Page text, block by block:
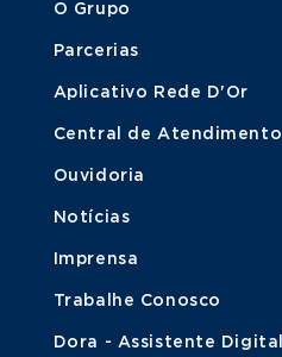
O Grupo
Parcerias
Aplicativo Rede D'Or
Central de Atendimento
Ouvidoria
Notícias
Imprensa
Trabalhe Conosco
Dora - Assistente Digital